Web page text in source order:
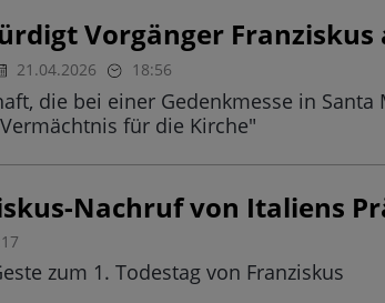
Vorgänger
21.04.2026 18:56
die bei einer Gedenkmesse in
für die Kirche"
Nachruf von Italiens
zum 1. Todestag von Franziskus